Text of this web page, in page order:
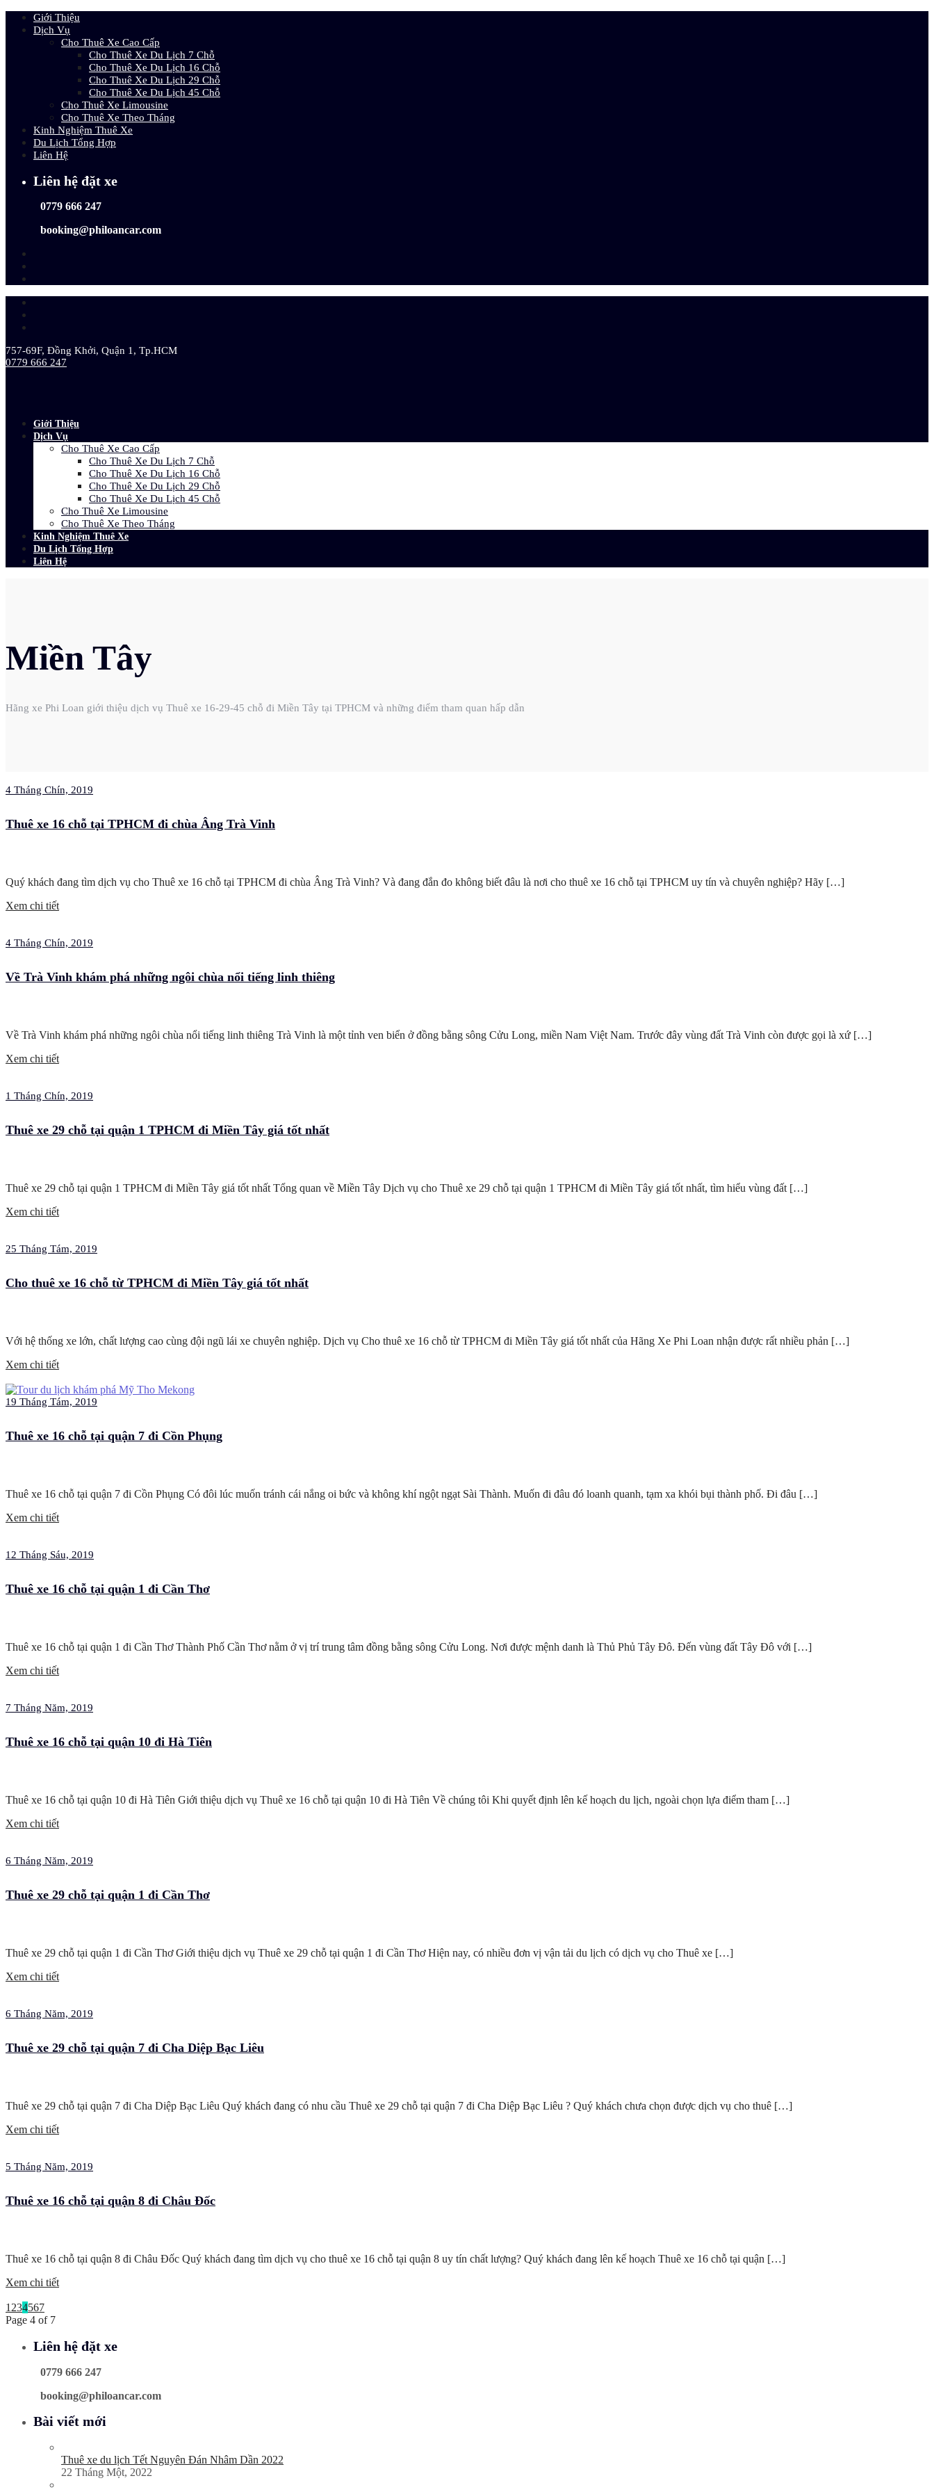
Giới Thiệu
Dịch Vụ
Cho Thuê Xe Cao Cấp
Cho Thuê Xe Du Lịch 7 Chỗ
Cho Thuê Xe Du Lịch 16 Chỗ
Cho Thuê Xe Du Lịch 29 Chỗ
Cho Thuê Xe Du Lịch 45 Chỗ
Cho Thuê Xe Limousine
Cho Thuê Xe Theo Tháng
Kinh Nghiệm Thuê Xe
Du Lịch Tổng Hợp
Liên Hệ
Liên hệ đặt xe
0779 666 247
booking@philoancar.com
757-69F, Đồng Khởi, Quận 1, Tp.HCM
0779 666 247
Giới Thiệu
Dịch Vụ
Cho Thuê Xe Cao Cấp
Cho Thuê Xe Du Lịch 7 Chỗ
Cho Thuê Xe Du Lịch 16 Chỗ
Cho Thuê Xe Du Lịch 29 Chỗ
Cho Thuê Xe Du Lịch 45 Chỗ
Cho Thuê Xe Limousine
Cho Thuê Xe Theo Tháng
Kinh Nghiệm Thuê Xe
Du Lịch Tổng Hợp
Liên Hệ
Miền Tây
Hãng xe Phi Loan giới thiệu dịch vụ Thuê xe 16-29-45 chỗ đi Miền Tây tại TPHCM và những điểm tham quan hấp dẫn
4 Tháng Chín, 2019
Thuê xe 16 chỗ tại TPHCM đi chùa Âng Trà Vinh
Quý khách đang tìm dịch vụ cho Thuê xe 16 chỗ tại TPHCM đi chùa Âng Trà Vinh? Và đang đắn đo không biết đâu là nơi cho thuê xe 16 chỗ tại TPHCM uy tín và chuyên nghiệp? Hãy […]
Xem chi tiết
4 Tháng Chín, 2019
Về Trà Vinh khám phá những ngôi chùa nổi tiếng linh thiêng
Về Trà Vinh khám phá những ngôi chùa nổi tiếng linh thiêng Trà Vinh là một tỉnh ven biển ở đồng bằng sông Cửu Long, miền Nam Việt Nam. Trước đây vùng đất Trà Vinh còn được gọi là xứ […]
Xem chi tiết
1 Tháng Chín, 2019
Thuê xe 29 chỗ tại quận 1 TPHCM đi Miền Tây giá tốt nhất
Thuê xe 29 chỗ tại quận 1 TPHCM đi Miền Tây giá tốt nhất Tổng quan về Miền Tây Dịch vụ cho Thuê xe 29 chỗ tại quận 1 TPHCM đi Miền Tây giá tốt nhất, tìm hiểu vùng đất […]
Xem chi tiết
25 Tháng Tám, 2019
Cho thuê xe 16 chỗ từ TPHCM đi Miền Tây giá tốt nhất
Với hệ thống xe lớn, chất lượng cao cùng đội ngũ lái xe chuyên nghiệp. Dịch vụ Cho thuê xe 16 chỗ từ TPHCM đi Miền Tây giá tốt nhất của Hãng Xe Phi Loan nhận được rất nhiều phản […]
Xem chi tiết
19 Tháng Tám, 2019
Thuê xe 16 chỗ tại quận 7 đi Cồn Phụng
Thuê xe 16 chỗ tại quận 7 đi Cồn Phụng Có đôi lúc muốn tránh cái nắng oi bức và không khí ngột ngạt Sài Thành. Muốn đi đâu đó loanh quanh, tạm xa khói bụi thành phố. Đi đâu […]
Xem chi tiết
12 Tháng Sáu, 2019
Thuê xe 16 chỗ tại quận 1 đi Cần Thơ
Thuê xe 16 chỗ tại quận 1 đi Cần Thơ Thành Phố Cần Thơ nằm ở vị trí trung tâm đồng bằng sông Cửu Long. Nơi được mệnh danh là Thủ Phủ Tây Đô. Đến vùng đất Tây Đô với […]
Xem chi tiết
7 Tháng Năm, 2019
Thuê xe 16 chỗ tại quận 10 đi Hà Tiên
Thuê xe 16 chỗ tại quận 10 đi Hà Tiên Giới thiệu dịch vụ Thuê xe 16 chỗ tại quận 10 đi Hà Tiên Về chúng tôi Khi quyết định lên kế hoạch du lịch, ngoài chọn lựa điểm tham […]
Xem chi tiết
6 Tháng Năm, 2019
Thuê xe 29 chỗ tại quận 1 đi Cần Thơ
Thuê xe 29 chỗ tại quận 1 đi Cần Thơ Giới thiệu dịch vụ Thuê xe 29 chỗ tại quận 1 đi Cần Thơ Hiện nay, có nhiều đơn vị vận tải du lịch có dịch vụ cho Thuê xe […]
Xem chi tiết
6 Tháng Năm, 2019
Thuê xe 29 chỗ tại quận 7 đi Cha Diệp Bạc Liêu
Thuê xe 29 chỗ tại quận 7 đi Cha Diệp Bạc Liêu Quý khách đang có nhu cầu Thuê xe 29 chỗ tại quận 7 đi Cha Diệp Bạc Liêu ? Quý khách chưa chọn được dịch vụ cho thuê […]
Xem chi tiết
5 Tháng Năm, 2019
Thuê xe 16 chỗ tại quận 8 đi Châu Đốc
Thuê xe 16 chỗ tại quận 8 đi Châu Đốc Quý khách đang tìm dịch vụ cho thuê xe 16 chỗ tại quận 8 uy tín chất lượng? Quý khách đang lên kế hoạch Thuê xe 16 chỗ tại quận […]
Xem chi tiết
1234567
Page 4 of 7
Liên hệ đặt xe
0779 666 247
booking@philoancar.com
Bài viết mới
Thuê xe du lịch Tết Nguyên Đán Nhâm Dần 2022
22 Tháng Một, 2022